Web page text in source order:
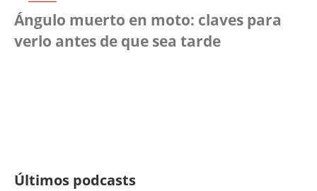
Ángulo muerto en moto: claves para
verlo antes de que sea tarde
Últimos podcasts